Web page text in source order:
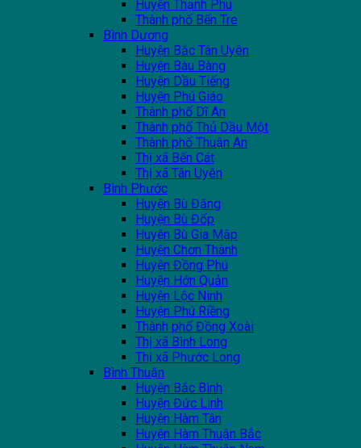
Huyện Thạnh Phú
Thành phố Bến Tre
Bình Dương
Huyện Bắc Tân Uyên
Huyện Bàu Bàng
Huyện Dầu Tiếng
Huyện Phú Giáo
Thành phố Dĩ An
Thành phố Thủ Dầu Một
Thành phố Thuận An
Thị xã Bến Cát
Thị xã Tân Uyên
Bình Phước
Huyện Bù Đăng
Huyện Bù Đốp
Huyện Bù Gia Mập
Huyện Chơn Thành
Huyện Đồng Phú
Huyện Hớn Quản
Huyện Lộc Ninh
Huyện Phú Riềng
Thành phố Đồng Xoài
Thị xã Bình Long
Thị xã Phước Long
Bình Thuận
Huyện Bắc Bình
Huyện Đức Linh
Huyện Hàm Tân
Huyện Hàm Thuận Bắc